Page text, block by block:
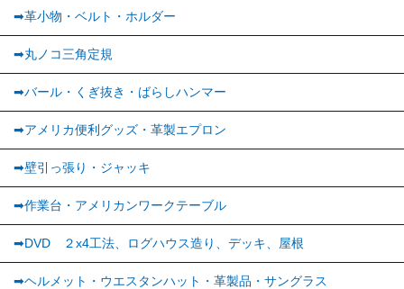
➡︎革小物・ベルト・ホルダー
➡丸ノコ三角定規
➡バール・くぎ抜き・ばらしハンマー
➡アメリカ便利グッズ・革製エプロン
➡壁引っ張り・ジャッキ
➡作業台・アメリカンワークテーブル
➡DVD ２x4工法、ログハウス造り、デッキ、屋根
➡ヘルメット・ウエスタンハット・革製品・サングラス